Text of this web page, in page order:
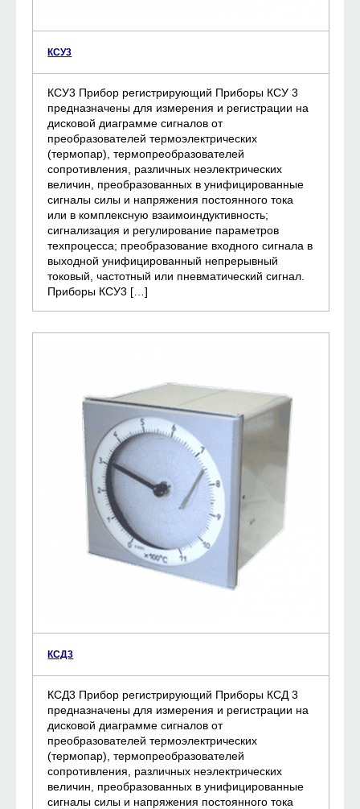
КСУ3
КСУ3 Прибор регистрирующий Приборы КСУ 3
предназначены для измерения и регистрации на
дисковой диаграмме сигналов от
преобразователей термоэлектрических
(термопар), термопреобразователей
сопротивления, различных неэлектрических
величин, преобразованных в унифицированные
сигналы силы и напряжения постоянного тока
или в комплексную взаимоиндуктивность;
сигнализация и регулирование параметров
техпроцесса; преобразование входного сигнала в
выходной унифицированный непрерывный
токовый, частотный или пневматический сигнал.
Приборы КСУ3 […]
КСД3
КСД3 Прибор регистрирующий Приборы КСД 3
предназначены для измерения и регистрации на
дисковой диаграмме сигналов от
преобразователей термоэлектрических
(термопар), термопреобразователей
сопротивления, различных неэлектрических
величин, преобразованных в унифицированные
сигналы силы и напряжения постоянного тока